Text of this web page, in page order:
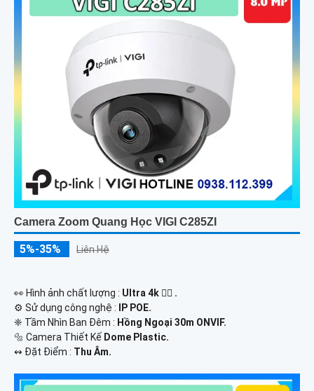
Camera Zoom Quang Học VIGI C285ZI
5%-35% Liên Hệ
️👀 Hình ảnh chất lượng : Ultra 4k 👍🏾 .
⚙ Sử dụng công nghệ :
IP POE.
❈ Tầm Nhìn Ban Đêm : Hồng Ngoại 30m ONVIF.
🔩 Camera Thiết Kế Dome Plastic.
️↭ Đặt Điểm : Thu Âm.